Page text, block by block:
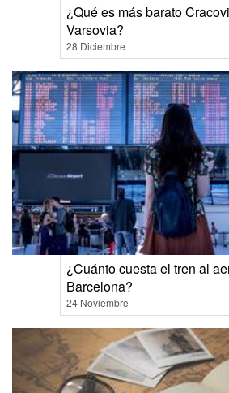
¿Qué es más barato
Varsovia?
28 Diciembre
¿Cuánto cuesta el tren al
Barcelona?
24 Noviembre